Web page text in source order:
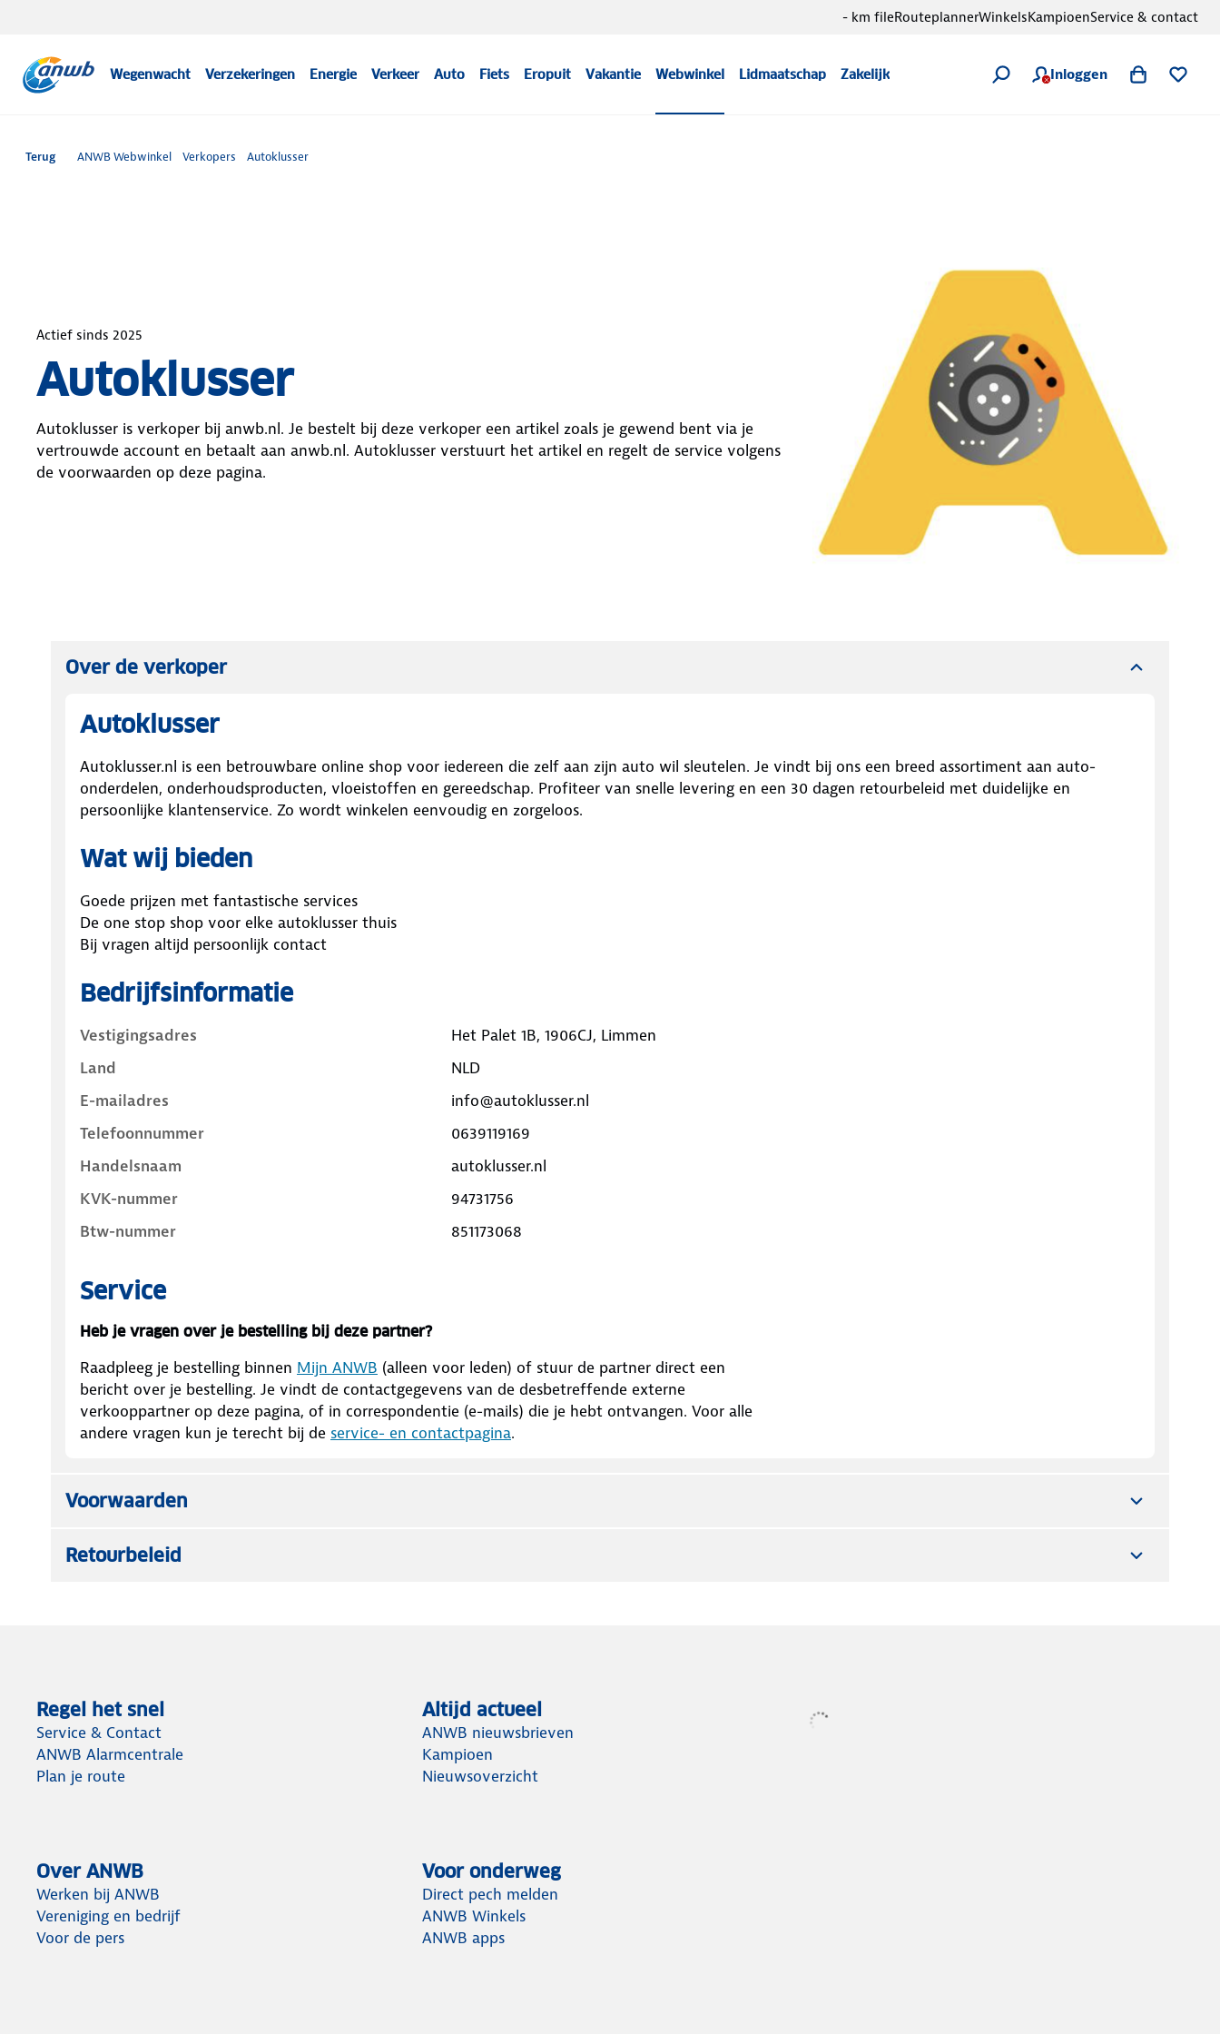
Wegenwacht Verzekeringen Energie Verkeer Auto Fiets Eropuit Vakantie Webwinkel Lidmaatschap Zakelijk Inloggen
- km fileRouteplannerWinkelsKampioenService & contact
Terug ANWB Webwinkel Verkopers Autoklusser
Actief sinds 2025
Autoklusser
Autoklusser is verkoper bij anwb.nl. Je bestelt bij deze verkoper een artikel zoals je gewend bent via je
vertrouwde account en betaalt aan anwb.nl. Autoklusser verstuurt het artikel en regelt de service volgens
de voorwaarden op deze pagina.
Over de verkoper
Autoklusser
Autoklusser.nl is een betrouwbare online shop voor iedereen die zelf aan zijn auto wil sleutelen. Je vindt bij ons een breed assortiment aan auto-
onderdelen, onderhoudsproducten, vloeistoffen en gereedschap. Profiteer van snelle levering en een 30 dagen retourbeleid met duidelijke en
persoonlijke klantenservice. Zo wordt winkelen eenvoudig en zorgeloos.
Wat wij bieden
Goede prijzen met fantastische services
De one stop shop voor elke autoklusser thuis
Bij vragen altijd persoonlijk contact
Bedrijfsinformatie
Vestigingsadres
Het Palet 1B, 1906CJ, Limmen
Land
NLD
E-mailadres
info@autoklusser.nl
Telefoonnummer
0639119169
Handelsnaam
autoklusser.nl
KVK-nummer
94731756
Btw-nummer
851173068
Service
Heb je vragen over je bestelling bij deze partner?
Raadpleeg je bestelling binnen Mijn ANWB (alleen voor leden) of stuur de partner direct een
bericht over je bestelling. Je vindt de contactgegevens van de desbetreffende externe
verkooppartner op deze pagina, of in correspondentie (e-mails) die je hebt ontvangen. Voor alle
andere vragen kun je terecht bij de service- en contactpagina.
Voorwaarden
Retourbeleid
Regel het snel
Service & Contact
ANWB Alarmcentrale
Plan je route
Altijd actueel
ANWB nieuwsbrieven
Kampioen
Nieuwsoverzicht
Over ANWB
Werken bij ANWB
Vereniging en bedrijf
Voor de pers
Voor onderweg
Direct pech melden
ANWB Winkels
ANWB apps